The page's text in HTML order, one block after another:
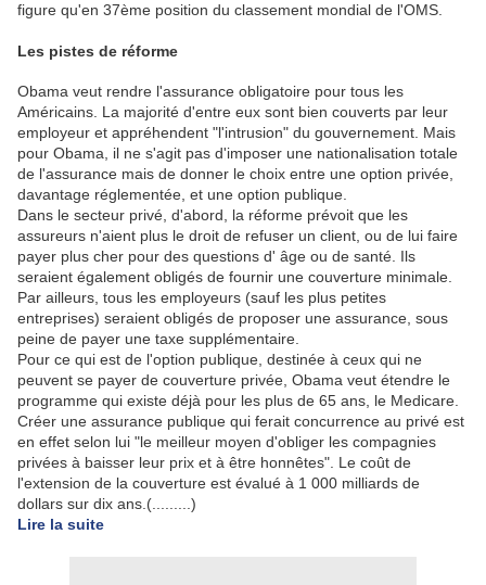
figure qu'en 37ème position du classement mondial de l'OMS.
Les pistes de réforme
Obama veut rendre l'assurance obligatoire pour tous les
Américains. La majorité d'entre eux sont bien couverts par leur
employeur et appréhendent "l'intrusion" du gouvernement. Mais
pour Obama, il ne s'agit pas d'imposer une nationalisation totale
de l'assurance mais de donner le choix entre une option privée,
davantage réglementée, et une option publique.
Dans le secteur privé, d'abord, la réforme prévoit que les
assureurs n'aient plus le droit de refuser un client, ou de lui faire
payer plus cher pour des questions d' âge ou de santé. Ils
seraient également obligés de fournir une couverture minimale.
Par ailleurs, tous les employeurs (sauf les plus petites
entreprises) seraient obligés de proposer une assurance, sous
peine de payer une taxe supplémentaire.
Pour ce qui est de l'option publique, destinée à ceux qui ne
peuvent se payer de couverture privée, Obama veut étendre le
programme qui existe déjà pour les plus de 65 ans, le Medicare.
Créer une assurance publique qui ferait concurrence au privé est
en effet selon lui "le meilleur moyen d'obliger les compagnies
privées à baisser leur prix et à être honnêtes". Le coût de
l'extension de la couverture est évalué à 1 000 milliards de
dollars sur dix ans.(.........)
Lire la suite